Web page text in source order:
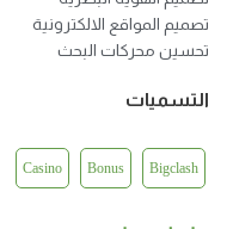
(19)
(28)